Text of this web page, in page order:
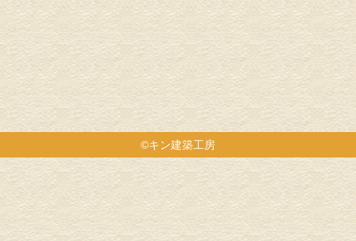
©キン建築工房